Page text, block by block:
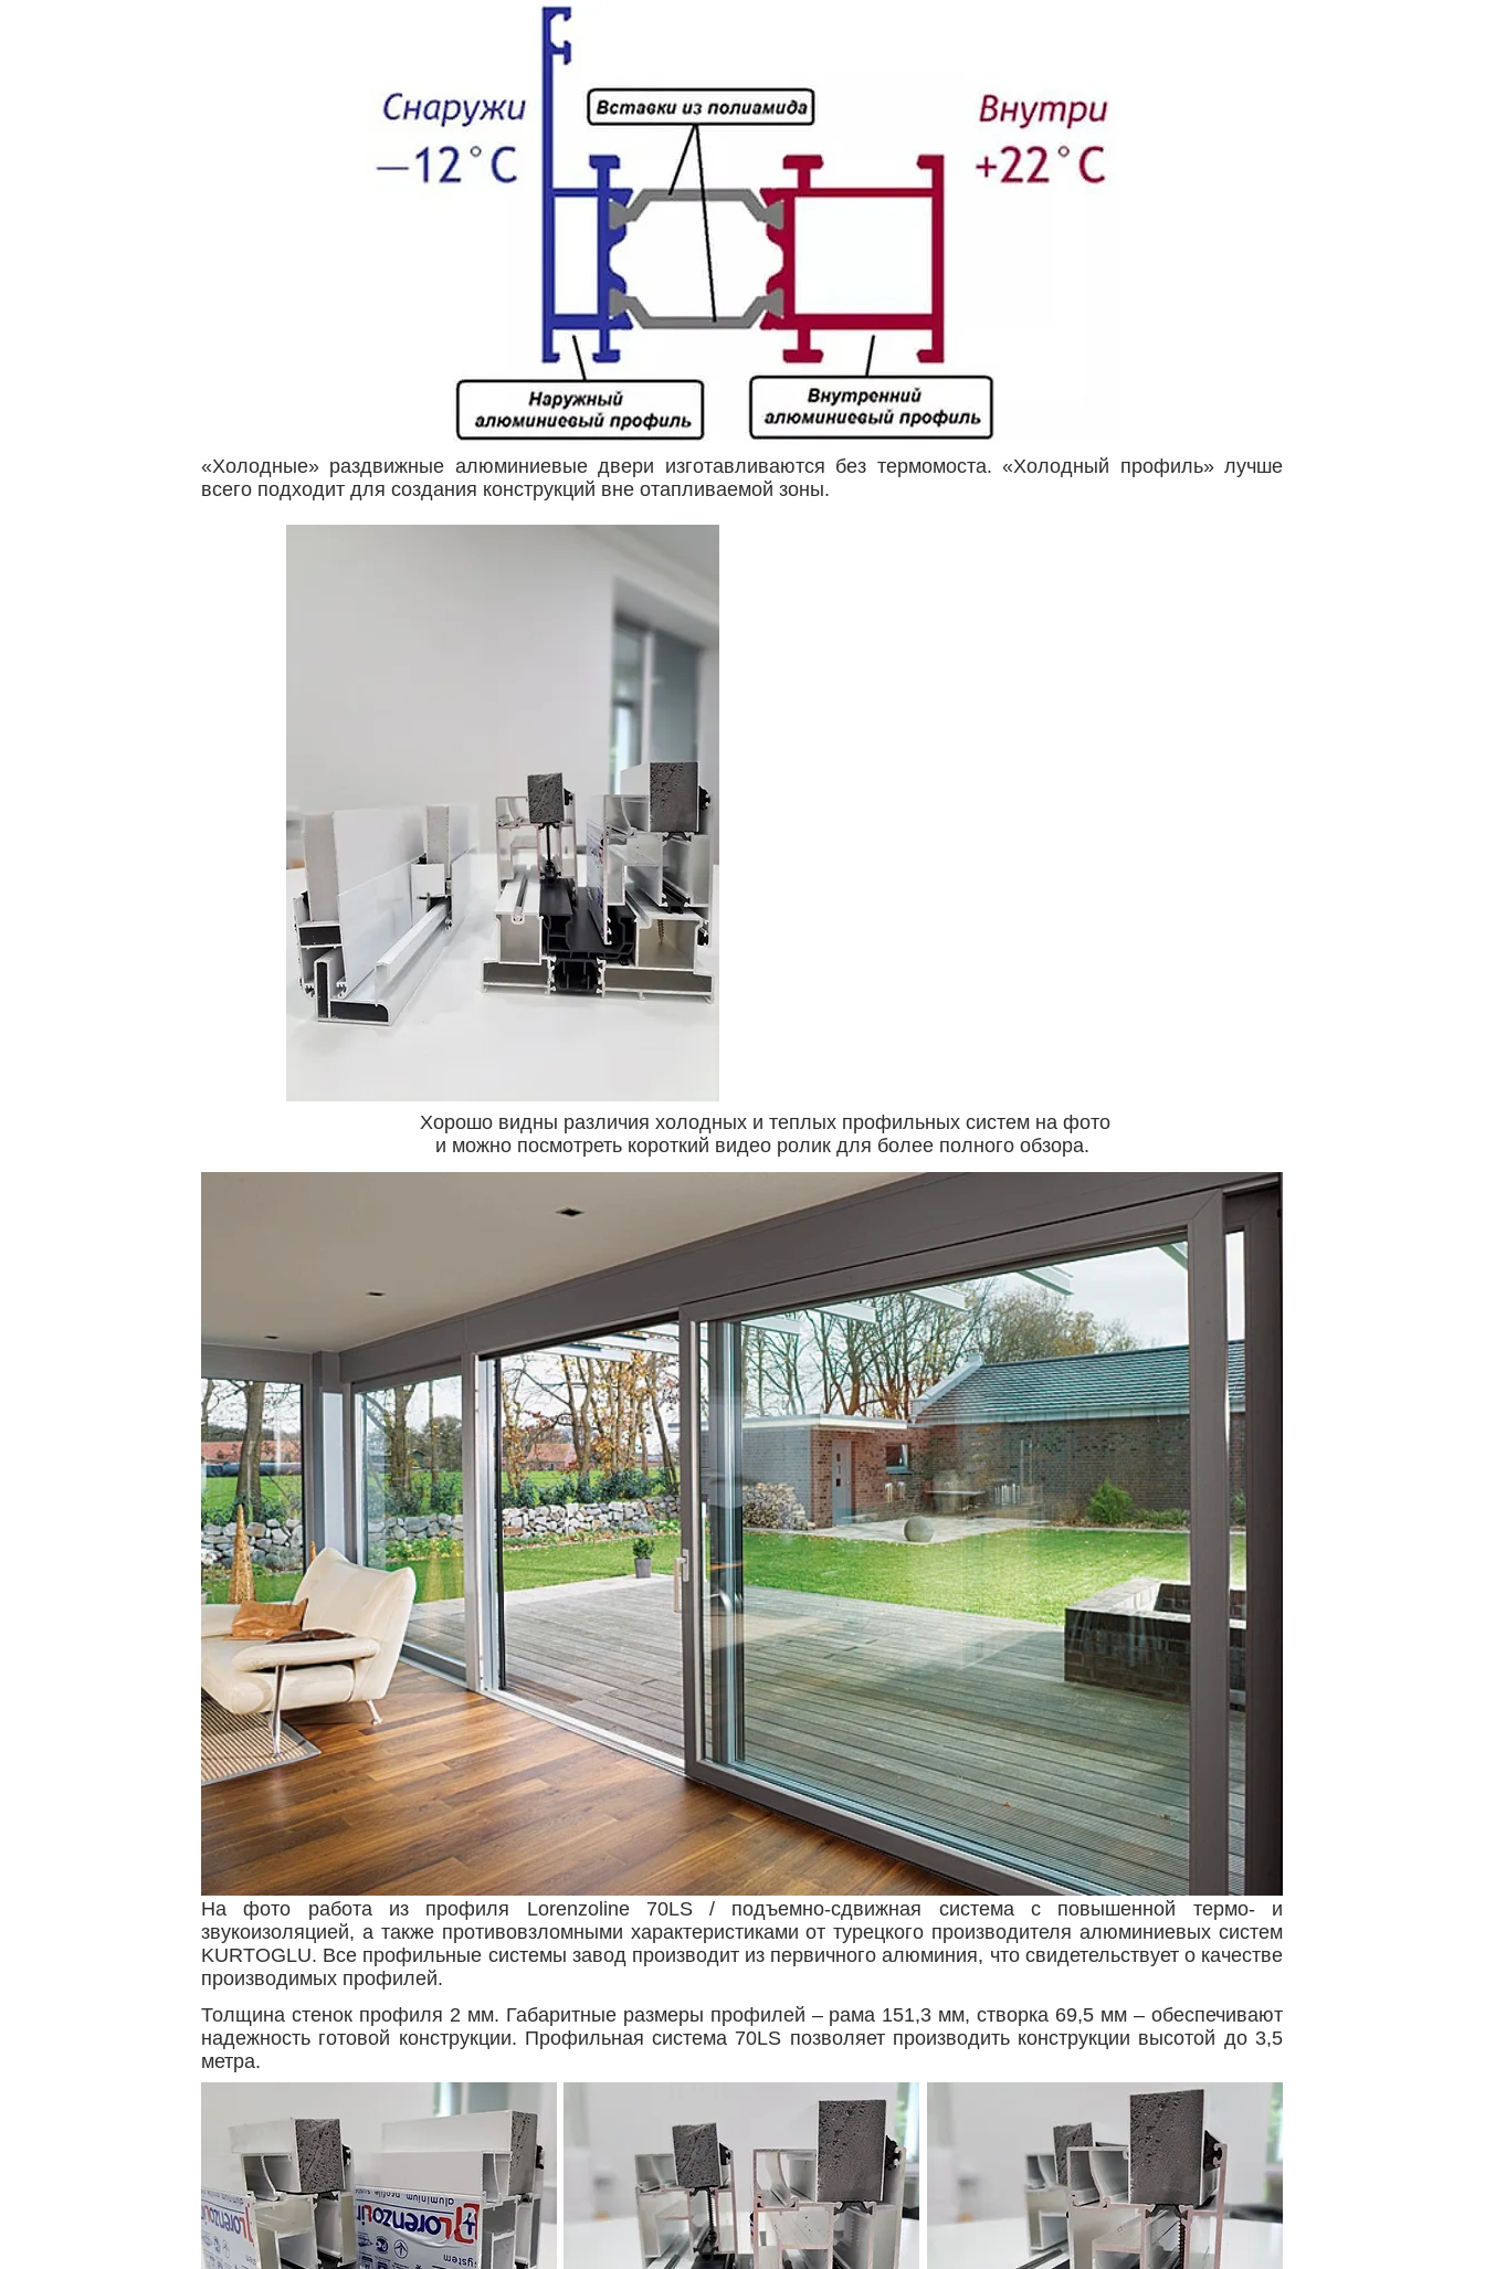
«Холодные» раздвижные алюминиевые двери изготавливаются без термомоста. «Холодный профиль» лучше
всего подходит для создания конструкций вне отапливаемой зоны.
Хорошо видны различия холодных и теплых профильных систем на фото
и можно посмотреть короткий видео ролик для более полного обзора.
На фото работа из профиля Lorenzoline 70LS / подъемно-сдвижная система с повышенной термо- и
звукоизоляцией, а также противовзломными характеристиками от турецкого производителя алюминиевых систем
KURTOGLU. Все профильные системы завод производит из первичного алюминия, что свидетельствует о качестве
производимых профилей.
Толщина стенок профиля 2 мм. Габаритные размеры профилей – рама 151,3 мм, створка 69,5 мм – обеспечивают
надежность готовой конструкции. Профильная система 70LS позволяет производить конструкции высотой до 3,5
метра.